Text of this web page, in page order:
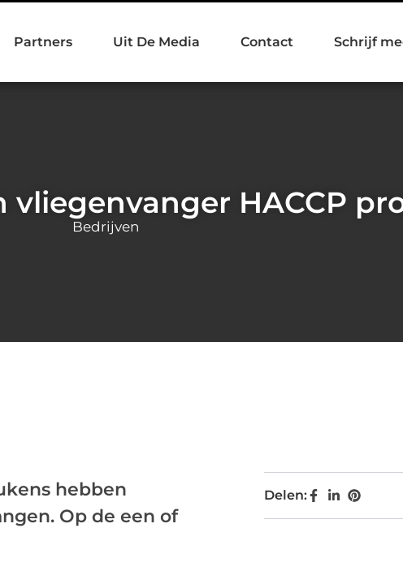
Partners Uit De Media Contact Schrijf
vliegenvanger HACCP
Bedrijven
hebben
Op de een of
Delen: